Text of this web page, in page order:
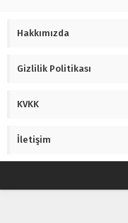
Hakkımızda
Gizlilik Politikası
KVKK
İletişim